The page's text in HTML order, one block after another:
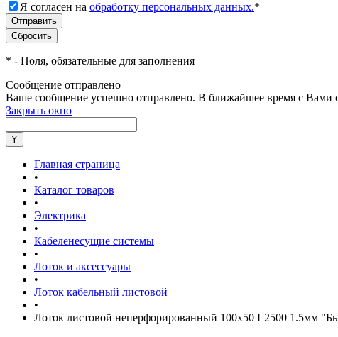
Я согласен на обработку персональных данных.*
* - Поля, обязательные для заполнения
Сообщение отправлено
Ваше сообщение успешно отправлено. В ближайшее время с Вами
Закрыть окно
Главная страница
•
Каталог товаров
•
Электрика
•
Кабеленесущие системы
•
Лоток и аксессуары
•
Лоток кабельный листовой
•
Лоток листовой неперфорированный 100х50 L2500 1.5мм